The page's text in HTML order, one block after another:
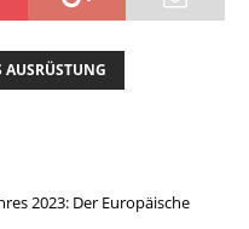
AUSRÜSTUNG
2023: Der Europäische